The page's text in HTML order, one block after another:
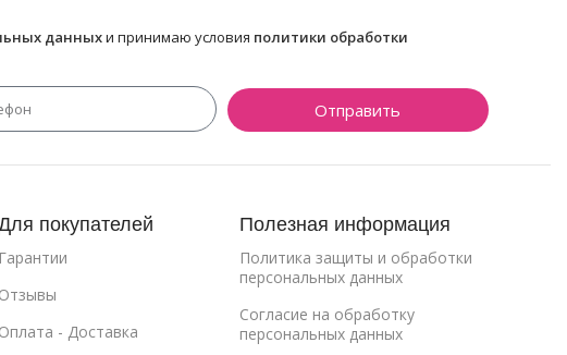
данныхи принимаю условия политики обработки
Отправить
покупателей
Гарантии
Отзывы
Оплата - Доставка
Полезная информация
Политика защиты и обработки
персональных данных
Cогласие на обработку
персональных данных